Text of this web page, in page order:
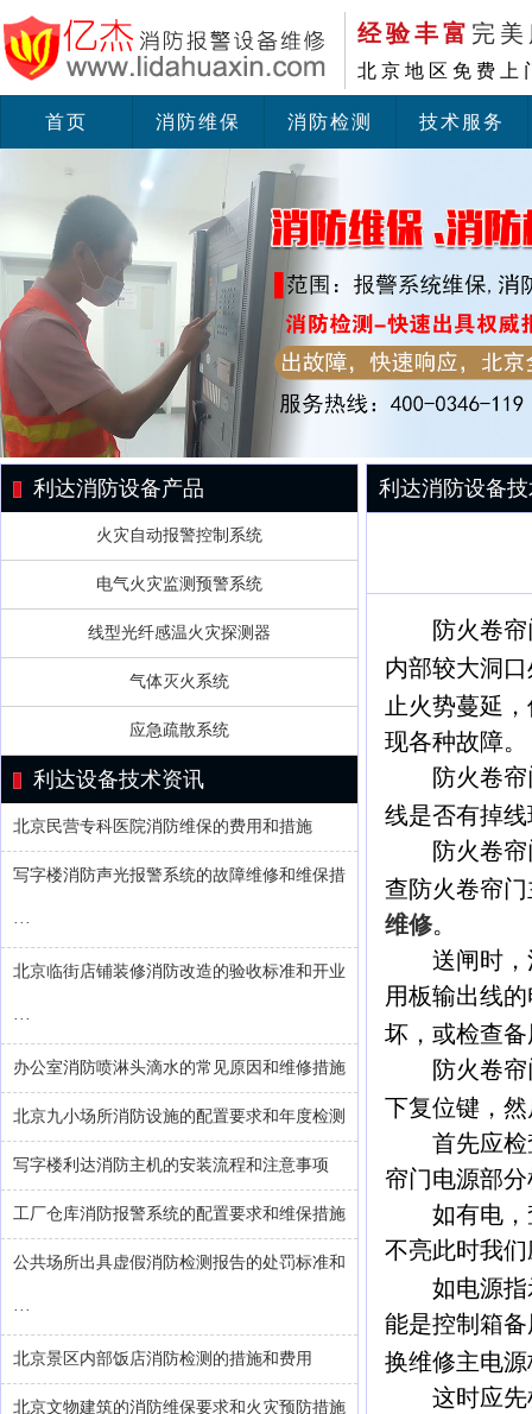
经验丰富 完
北京地区免费上
首页 消防维保 消防检测 技术服务
利达消防设备产品
火灾自动报警控制系统
电气火灾监测预警系统
线型光纤感温火灾探测器
气体灭火系统
应急疏散系统
利达设备技术资讯
北京民营专科医院消防维保的费用和措施
写字楼消防声光报警系统的故障维修和维保措
···
北京临街店铺装修消防改造的验收标准和开业
···
办公室消防喷淋头滴水的常见原因和维修措施
北京九小场所消防设施的配置要求和年度检测
写字楼利达消防主机的安装流程和注意事项
工厂仓库消防报警系统的配置要求和维保措施
公共场所出具虚假消防检测报告的处罚标准和
···
北京景区内部饭店消防检测的措施和费用
北京文物建筑的消防维保要求和火灾预防措施
利达消防设备
防火卷
内部较大洞
止火势蔓延
现各种故障。
防火卷帘门
线是否有掉
防火卷帘门
查防火卷帘
维修。
送闸时，消
用板输出线
坏，或检查
防火卷帘
下复位键，
首先应检查
帘门电源部
如有电，查
不亮此时我
如电源指示
能是控制箱
换维修主电
这时应先检